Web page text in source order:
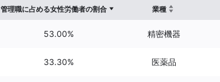
管理職に占める女性労働者の割合 業種
53.00% 精密機器
33.30% 医薬品